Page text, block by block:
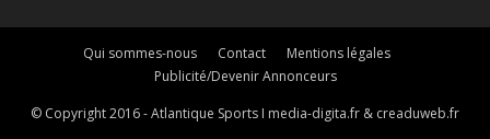
Qui sommes-nous Contact
Mentions légales
Publicité/Devenir Annonceurs
© Copyright 2016 - Atlantique Sports I media-digita.fr & creaduweb.fr